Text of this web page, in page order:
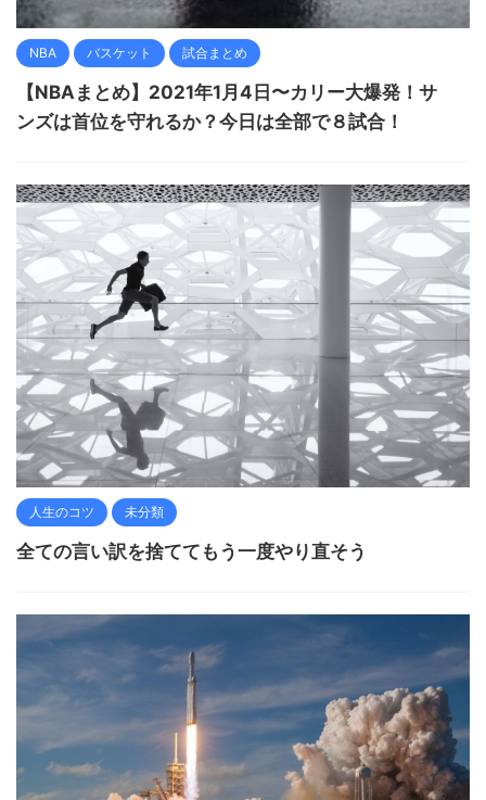
NBA バスケット 試合まとめ
【NBAまとめ】2021年1月4日〜カリー大爆発！サ
ンズは首位を守れるか？今日は全部で８試合！
人生のコツ 未分類
全ての言い訳を捨ててもう一度やり直そう